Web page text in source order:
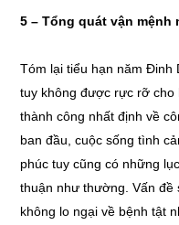
5 – Tổng quát vận
Tóm lại tiểu hạn năm Đinh
tuy không được rực rỡ
thành công nhất định về
ban đầu, cuộc sống tình
phúc tuy cũng có những
thuận như thường. Vấn đề
không lo ngại về bệnh tật